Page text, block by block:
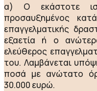
α) Ο εκάστοτε
προσαυξημένος
επαγγελματικής
εξαετία ή ο
ελεύθερος
του. Λαμβάνεται
ποσά με ανώτατο
30.000 ευρώ.